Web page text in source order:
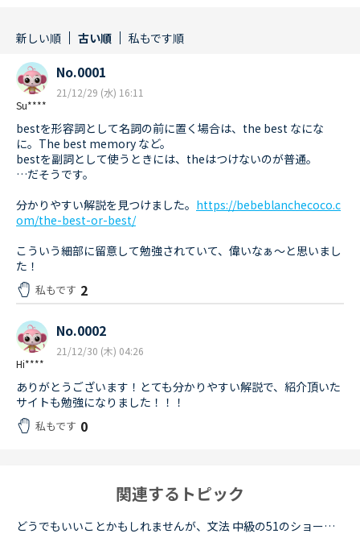
新しい順 古い順 私もです順
Su****
No.0001
21/12/29 (水) 16:11
bestを形容詞として名詞の前に置く場合は、the best なにな
に。The best memory など。
bestを副詞として使うときには、theはつけないのが普通。
…だそうです。
分かりやすい解説を見つけました。 https://bebeblanchecoco.c
om/the-best-or-best/
こういう細部に留意して勉強されていて、偉いなぁ〜と思いまし
た！
私もです 2
Hi****
No.0002
21/12/30 (木) 04:26
ありがとうございます！とても分かりやすい解説で、紹介頂いた
サイトも勉強になりました！！！
私もです 0
関連するトピック
どうでもいいことかもしれませんが、文法 中級の51のショートカンバセーションについて質問です。Daniel came back from Ben's house in the evening.Daniel “Ben asked me how you were doing. How was your day...